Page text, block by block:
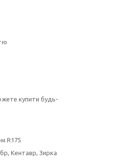
купити будь-
R175
Кентавр, Зирка